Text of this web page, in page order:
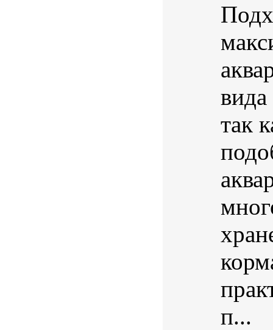
вида
так
п...